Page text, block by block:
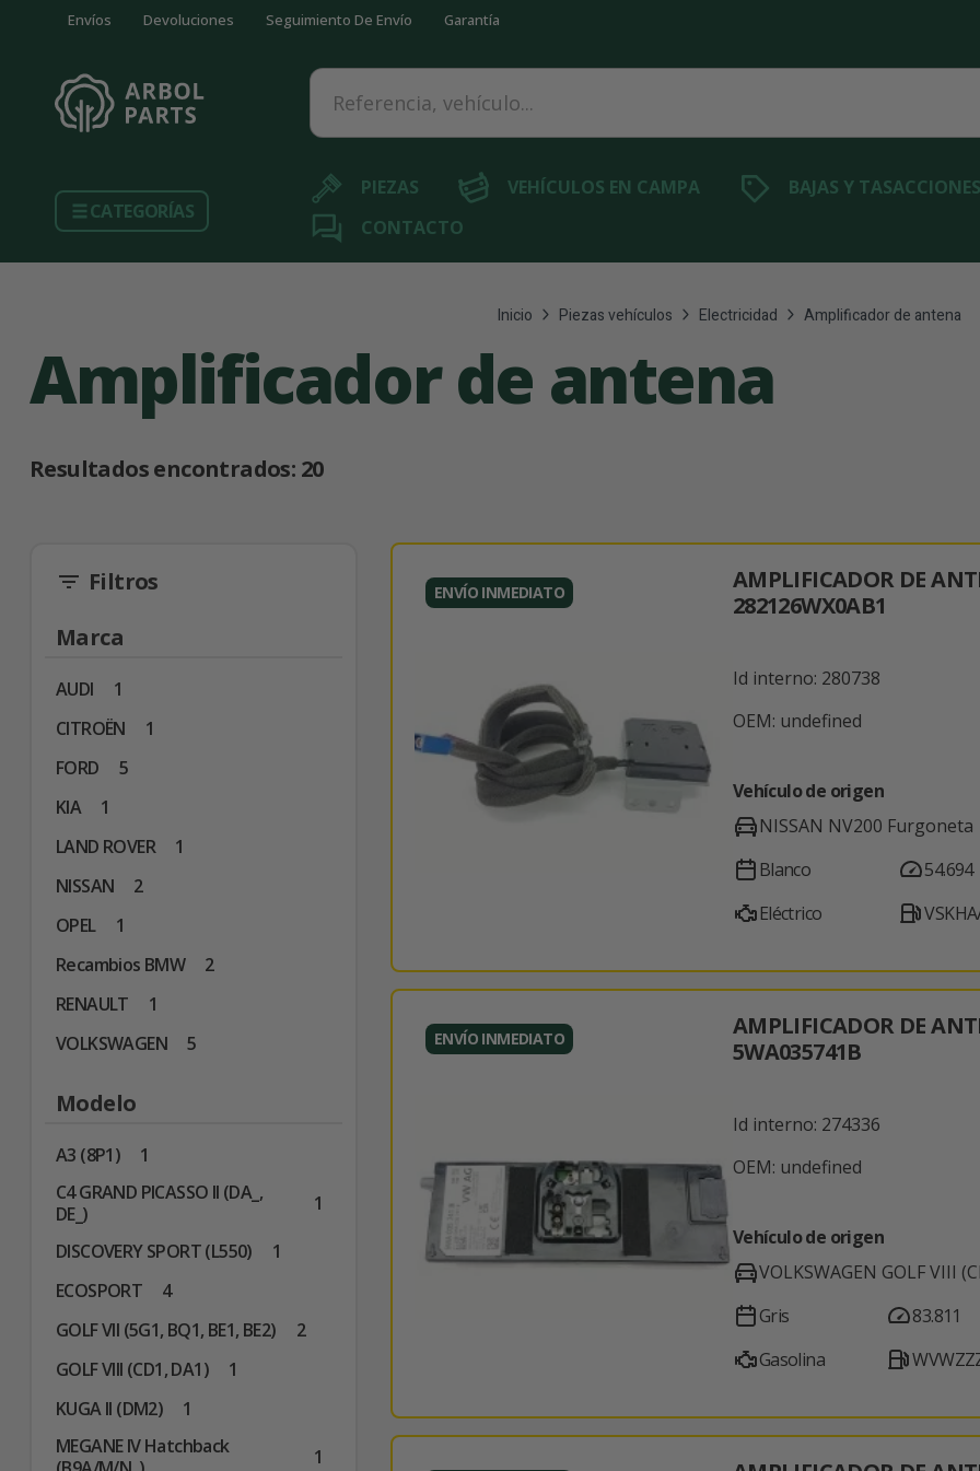
Envíos Devoluciones Seguimiento De Envío Garantía
Referencia, vehículo...
CATEGORÍAS
PIEZAS VEHÍCULOS EN CAMPA BAJAS Y TASACCIONES
CONTACTO
Inicio Piezas vehículos Electricidad Amplificador de antena
Amplificador de antena
Resultados encontrados: 20
filter_list Filtros
Marca
AUDI
1
CITROËN
1
FORD
5
KIA
1
LAND ROVER
1
NISSAN
2
OPEL
1
Recambios BMW
2
RENAULT
1
VOLKSWAGEN
5
Modelo
A3 (8P1)
1
C4 GRAND PICASSO II (DA_,
DE_)
1
DISCOVERY SPORT (L550)
1
ECOSPORT
4
GOLF VII (5G1, BQ1, BE1, BE2)
2
GOLF VIII (CD1, DA1)
1
KUGA II (DM2)
1
MEGANE IV Hatchback
1
ENVÍO INMEDIATO
AMPLIFICADOR DE
282126WX0AB1
Id interno: 280738
OEM: undefined
Vehículo de origen
NISSAN NV200 Furgoneta
Blanco
Eléctrico
54.694
ENVÍO INMEDIATO
AMPLIFICADOR DE
5WA035741B
Id interno: 274336
OEM: undefined
Vehículo de origen
VOLKSWAGEN GOLF VIII
Gris
Gasolina
83.811